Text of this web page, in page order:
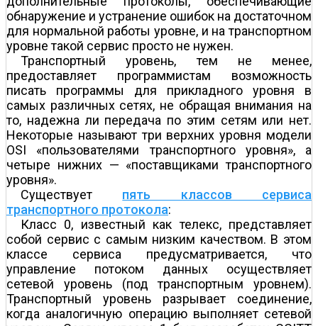
обнаружение и устранение ошибок на достаточном
для нормальной работы уровне, и на транспортном
уровне такой сервис просто не нужен.
Транспортный уровень, тем не менее,
предоставляет программистам возможность
писать программы для прикладного уровня в
самых различных сетях, не обращая внимания на
то, надежна ли передача по этим сетям или нет.
Некоторые называют три верхних уровня модели
OSI «пользователями транспортного уровня», а
четыре нижних — «поставщиками транспортного
уровня».
Существует пять классов сервиса
транспортного протокола:
Класс 0, известный как телекс, представляет
собой сервис с самым низким качеством. В этом
классе сервиса предусматривается, что
управление потоком данных осуществляет
сетевой уровень (под транспортным уровнем).
Транспортный уровень разрывает соединение,
когда аналогичную операцию выполняет сетевой